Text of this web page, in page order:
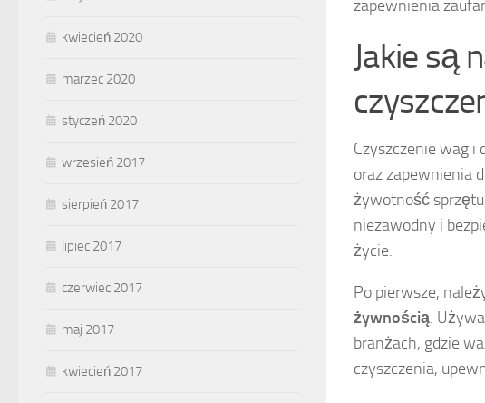
zapewnienia
Jakie są
Czyszczenie wag
oraz zapewnienia
żywotność
niezawodny i
życie.
Po pierwsze,
żywnością.
branżach, gdzie
czyszczenia,
kwiecień 2020
marzec 2020
styczeń 2020
wrzesień 2017
sierpień 2017
lipiec 2017
czerwiec 2017
maj 2017
kwiecień 2017